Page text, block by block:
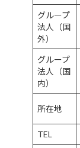
グループ
法人（国
外）
グループ
法人（国
内）
所在地
TEL